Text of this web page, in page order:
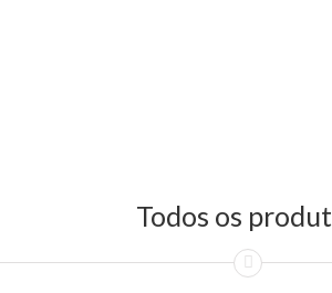
Todos os